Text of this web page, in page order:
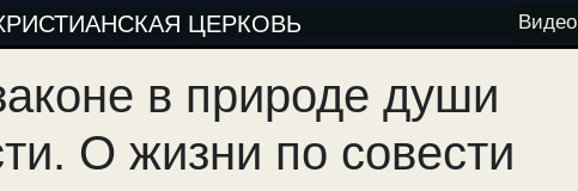
ЦЕРКОВЬ Видео
в природе души
О жизни по совести